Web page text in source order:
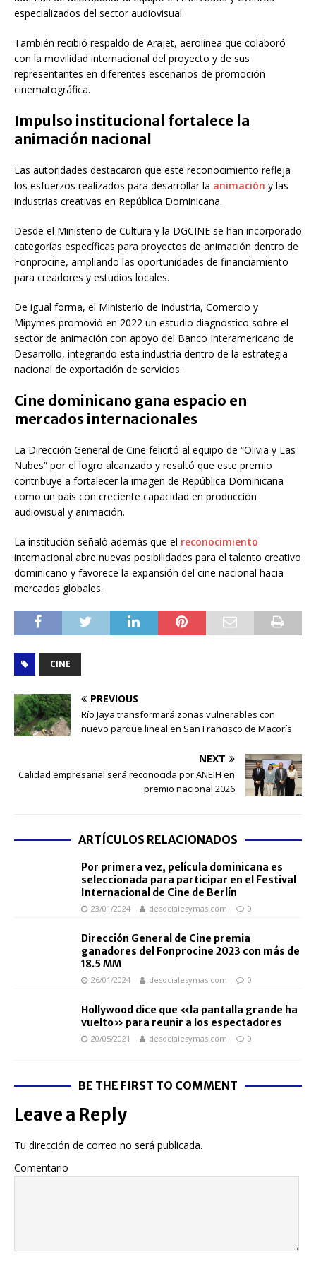
especializados del sector audiovisual.
También recibió respaldo de Arajet, aerolínea que colaboró
con la movilidad internacional del proyecto y de sus
representantes en diferentes escenarios de promoción
cinematográfica.
Impulso institucional fortalece la
animación nacional
Las autoridades destacaron que este reconocimiento refleja
los esfuerzos realizados para desarrollar la animación y las
industrias creativas en República Dominicana.
Desde el Ministerio de Cultura y la DGCINE se han incorporado
categorías específicas para proyectos de animación dentro de
Fonprocine, ampliando las oportunidades de financiamiento
para creadores y estudios locales.
De igual forma, el Ministerio de Industria, Comercio y
Mipymes promovió en 2022 un estudio diagnóstico sobre el
sector de animación con apoyo del Banco Interamericano de
Desarrollo, integrando esta industria dentro de la estrategia
nacional de exportación de servicios.
Cine dominicano gana espacio en
mercados internacionales
La Dirección General de Cine felicitó al equipo de “Olivia y Las
Nubes” por el logro alcanzado y resaltó que este premio
contribuye a fortalecer la imagen de República Dominicana
como un país con creciente capacidad en producción
audiovisual y animación.
La institución señaló además que el reconocimiento
internacional abre nuevas posibilidades para el talento creativo
dominicano y favorece la expansión del cine nacional hacia
mercados globales.
CINE
PREVIOUS
Río Jaya transformará zonas vulnerables con
nuevo parque lineal en San Francisco de Macorís
NEXT
Calidad empresarial será reconocida por ANEIH en
premio nacional 2026
ARTÍCULOS RELACIONADOS
Por primera vez, película dominicana es
seleccionada para participar en el Festival
Internacional de Cine de Berlín
23/01/2024 desocialesymas.com 0
Dirección General de Cine premia
ganadores del Fonprocine 2023 con más de
18.5 MM
26/01/2024 desocialesymas.com 0
Hollywood dice que «la pantalla grande ha
vuelto» para reunir a los espectadores
20/05/2021 desocialesymas.com 0
BE THE FIRST TO COMMENT
Leave a Reply
Tu dirección de correo no será publicada.
Comentario